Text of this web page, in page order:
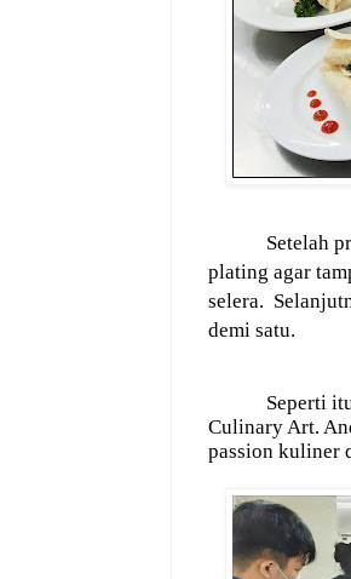
Setelah
plating agar
selera.
demi satu.
Seperti
Culinary Art.
passion kuliner